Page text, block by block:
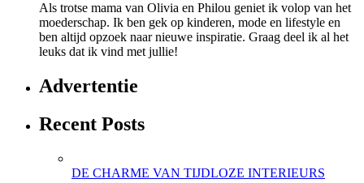
Als trotse mama van Olivia en Philou geniet ik volop van het
moederschap. Ik ben gek op kinderen, mode en lifestyle en
ben altijd opzoek naar nieuwe inspiratie. Graag deel ik al het
leuks dat ik vind met jullie!
Advertentie
Recent Posts
DE CHARME VAN TIJDLOZE INTERIEURS